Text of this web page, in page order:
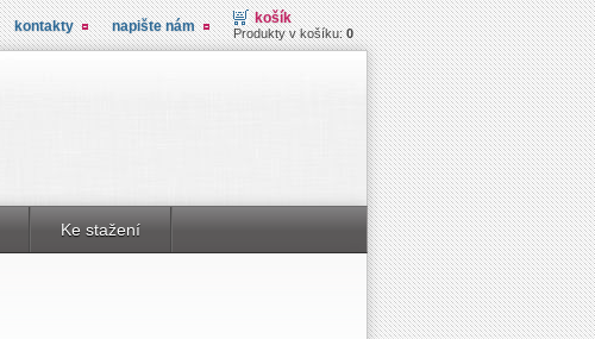
kontakty napište nám košík
Produkty v košíku:0
Ke stažení